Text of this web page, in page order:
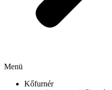
Menü
Kőfurnér